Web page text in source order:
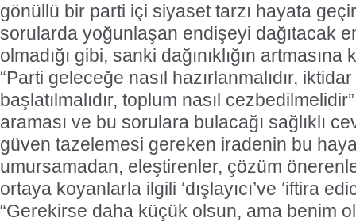
gönüllü bir parti içi siyaset tarzı hayata
sorularda yoğunlaşan endişeyi dağıtacak
olmadığı gibi, sanki dağınıklığın
“Parti geleceğe nasıl hazırlanmalıdır,
başlatılmalıdır, toplum nasıl
araması ve bu sorulara bulacağı sağlıklı
güven tazelemesi gereken iradenin bu
umursamadan, eleştirenler, çözüm
ortaya koyanlarla ilgili ‘dışlayıcı’ve ‘iftira
“Gerekirse daha küçük olsun, ama benim